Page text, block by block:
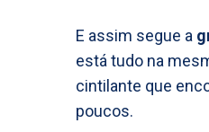
E assim segue a
está tudo na
cintilante que
poucos.